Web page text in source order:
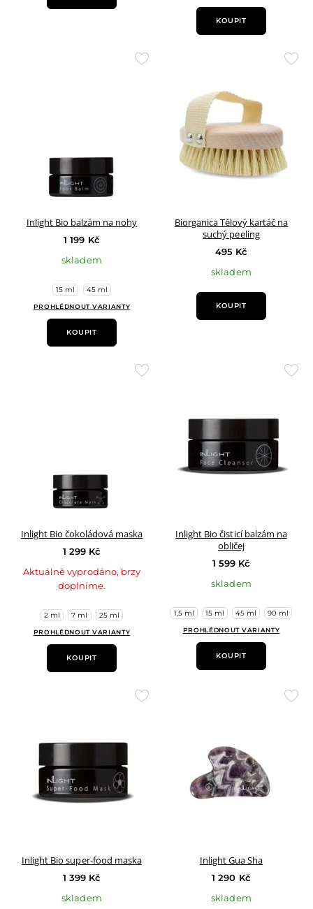
KOUPIT
Přidat
oblíbených
Inlight Bio balzám na nohy
1 199 Kč
skladem
15 ml 45 ml
PROHLÉDNOUT VARIANTY
KOUPIT
Biorganica Tělový kartáč na
suchý peeling
495 Kč
skladem
KOUPIT
Přidat
Inlight Bio čokoládová maska
1 299 Kč
Aktuálně vyprodáno, brzy
doplníme.
2 ml 7 ml 25 ml
PROHLÉDNOUT VARIANTY
KOUPIT
Inlight Bio čisticí balzám na
obličej
1 599 Kč
skladem
1,5 ml 15 ml 45 ml 90 ml
PROHLÉDNOUT VARIANTY
KOUPIT
Přidat
Inlight Bio super-food maska
1 399 Kč
skladem
Inlight Gua Sha
1 290 Kč
skladem